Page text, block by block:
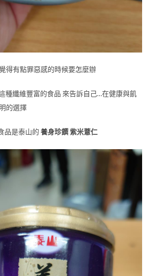
得有點罪惡感的時候要怎麼辦
種纖維豐富的食品 來告訴自己…在健康與飢
的選擇
品是泰山的 養身珍饌 紫米薏仁